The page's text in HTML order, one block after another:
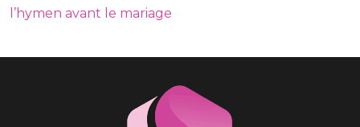
l’hymen avant le mariage